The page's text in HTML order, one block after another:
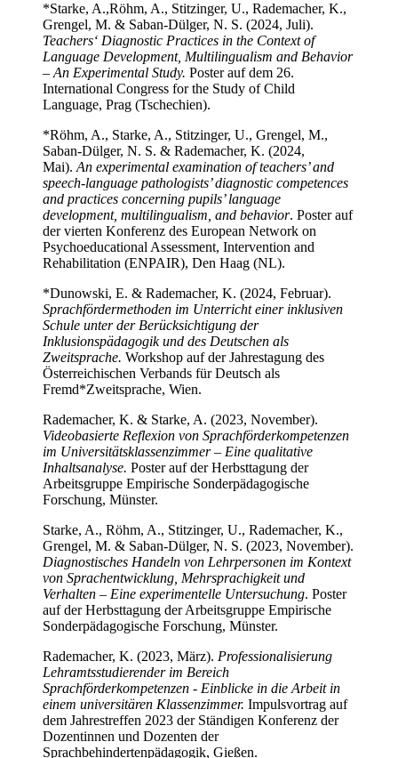
*Starke, A.,Röhm, A., Stitzinger, U., Rademacher, K.,
Grengel, M. & Saban-Dülger, N. S. (2024, Juli).
Teachers‘ Diagnostic Practices in the Context of
Language Development, Multilingualism and Behavior
– An Experimental Study. Poster auf dem 26.
International Congress for the Study of Child
Language, Prag (Tschechien).
*Röhm, A., Starke, A., Stitzinger, U., Grengel, M.,
Saban-Dülger, N. S. & Rademacher, K. (2024,
Mai).An experimental examination of teachers’ and
speech-language pathologists’ diagnostic competences
and practices concerning pupils’ language
development, multilingualism, and behavior. Poster auf
der vierten Konferenz des European Network on
Psychoeducational Assessment, Intervention and
Rehabilitation (ENPAIR), Den Haag (NL).
*Dunowski, E. & Rademacher, K. (2024, Februar).
Sprachfördermethoden im Unterricht einer inklusiven
Schule unter der Berücksichtigung der
Inklusionspädagogik und des Deutschen als
Zweitsprache. Workshop auf der Jahrestagung des
Österreichischen Verbands für Deutsch als
Fremd*Zweitsprache, Wien.
Rademacher, K. & Starke, A. (2023, November).
Videobasierte Reflexion von Sprachförderkompetenzen
im Universitätsklassenzimmer – Eine qualitative
Inhaltsanalyse. Poster auf der Herbsttagung der
Arbeitsgruppe Empirische Sonderpädagogische
Forschung, Münster.
Starke, A., Röhm, A., Stitzinger, U., Rademacher, K.,
Grengel, M. & Saban-Dülger, N. S. (2023, November).
Diagnostisches Handeln von Lehrpersonen im Kontext
von Sprachentwicklung, Mehrsprachigkeit und
Verhalten – Eine experimentelle Untersuchung. Poster
auf der Herbsttagung der Arbeitsgruppe Empirische
Sonderpädagogische Forschung, Münster.
Rademacher, K. (2023, März). Professionalisierung
Lehramtsstudierender im Bereich
Sprachförderkompetenzen - Einblicke in die Arbeit in
einem universitären Klassenzimmer. Impulsvortrag auf
dem Jahrestreffen 2023 der Ständigen Konferenz der
Dozentinnen und Dozenten der
Sprachbehindertenpädagogik, Gießen.